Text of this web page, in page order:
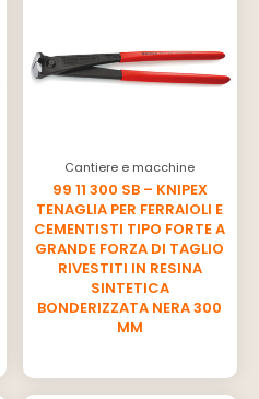
Cantiere e macchine
99 11 300 SB – KNIPEX
TENAGLIA PER FERRAIOLI E
CEMENTISTI TIPO FORTE A
GRANDE FORZA DI TAGLIO
RIVESTITI IN RESINA
SINTETICA
BONDERIZZATA NERA 300
MM